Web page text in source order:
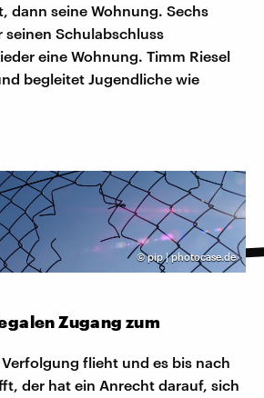
dann seine Wohnung. Sechs
seinen Schulabschluss
eine Wohnung. Timm Riesel
begleitet Jugendliche wie
©pip | photocase.de
Zugang zum
flieht und es bis nach
der hat ein Anrecht darauf, sich